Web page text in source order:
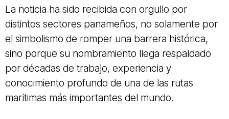
La noticia ha sido recibida con orgullo por
distintos sectores panameños, no solamente por
el simbolismo de romper una barrera histórica,
sino porque su nombramiento llega respaldado
por décadas de trabajo, experiencia y
conocimiento profundo de una de las rutas
marítimas más importantes del mundo.